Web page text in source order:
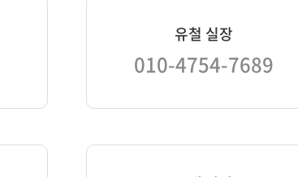
유철 실장
010-4754-7689